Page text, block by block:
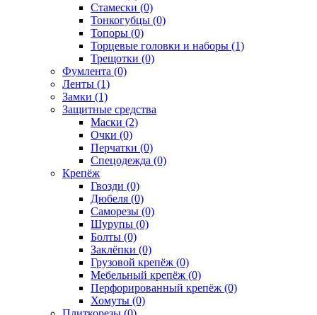
Стамески (0)
Тонкогубцы (0)
Топоры (0)
Торцевые головки и наборы (1)
Трещотки (0)
Фумлента (0)
Ленты (1)
Замки (1)
Защитные средства
Маски (2)
Очки (0)
Перчатки (0)
Спецодежда (0)
Крепёж
Гвозди (0)
Дюбеля (0)
Саморезы (0)
Шурупы (0)
Болты (0)
Заклёпки (0)
Грузовой крепёж (0)
Мебельный крепёж (0)
Перфорированный крепёж (0)
Хомуты (0)